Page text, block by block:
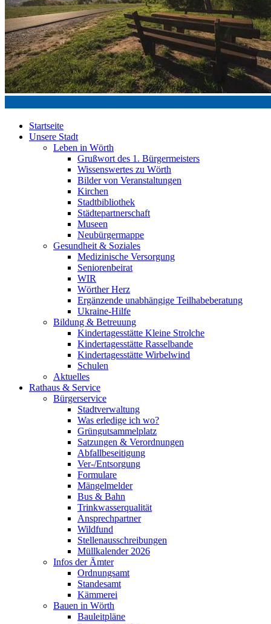
Startseite
Unsere Stadt
Leben in Wörth
Grußwort des 1. Bürgermeisters
Wissenswertes zu Wörth
Bilder von Veranstaltungen
Kirchen
Stadtbibliothek
Städtepartnerschaft
Museen
Neubürgermappe
Gesundheit & Soziales
Medizinische Versorgung
Seniorenbeirat
WIR
Wörther Herz
Ergänzende unabhängige Teilhabeberatung
Ukraine-Hilfe
Bildung & Betreuung
Kindertagesstätte Kleine Strolche
Kindertagesstätte Rasselbande
Kindertagesstätte Wirbelwind
Schulen
Aktuelles
Rathaus & Service
Bürgerservice
Stadtverwaltung
Was erledige ich wo?
Grüngutsammelplatz
Satzungen & Verordnungen
Abfallbeseitigung
Ver-/Entsorgung
Formulare
Mängelmelder
Bus & Bahn
Trinkwasserqualität
Ansprechpartner
Wildfund
Stellenausschreibungen
Müllkalender 2026
Infos der Ämter
Ordnungsamt
Standesamt
Kämmerei
Bauen in Wörth
Bauleitpläne